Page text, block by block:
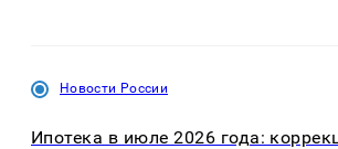
Новости России
Ипотека в июле 2026 года: